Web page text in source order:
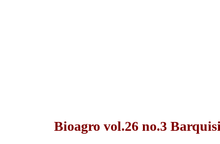
Bioagro vol.26 no.3